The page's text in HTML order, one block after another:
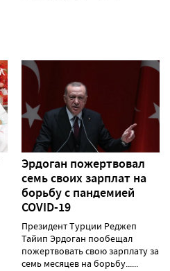
Эрдоган пожертвовал
семь своих зарплат на
борьбу с пандемией
COVID-19
Президент Турции Реджеп
Тайип Эрдоган пообещал
пожертвовать свою зарплату за
семь месяцев на борьбу......